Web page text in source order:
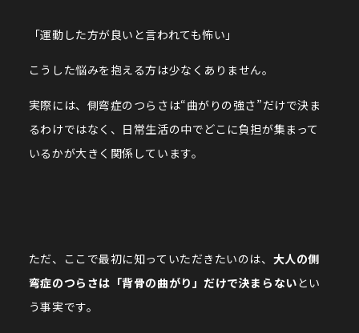
「運動した方が良いと言われても怖い」
こうした悩みを抱える方は少なくありません。
実際には、側弯症のつらさは“曲がりの強さ”だけで決ま
るわけではなく、日常生活の中でどこに負担が集まって
いるかが大きく関係しています。
ただ、ここで最初に知っていただきたいのは、 大人の側
弯症のつらさは「背骨の曲がり」だけで決まらないとい
う事実です。